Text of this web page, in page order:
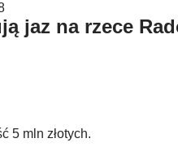
jaz na rzece
5 mln złotych.